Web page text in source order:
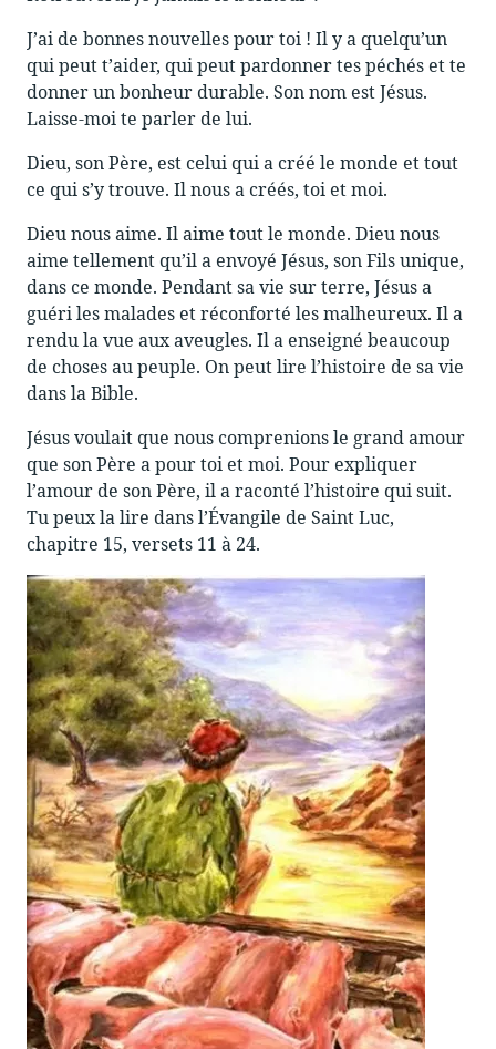
J’ai de bonnes nouvelles pour toi ! Il y a quelqu’un
qui peut t’aider, qui peut pardonner tes péchés et te
donner un bonheur durable. Son nom est Jésus.
Laisse-moi te parler de lui.
Dieu, son Père, est celui qui a créé le monde et tout
ce qui s’y trouve. Il nous a créés, toi et moi.
Dieu nous aime. Il aime tout le monde. Dieu nous
aime tellement qu’il a envoyé Jésus, son Fils unique,
dans ce monde. Pendant sa vie sur terre, Jésus a
guéri les malades et réconforté les malheureux. Il a
rendu la vue aux aveugles. Il a enseigné beaucoup
de choses au peuple. On peut lire l’histoire de sa vie
dans la Bible.
Jésus voulait que nous comprenions le grand amour
que son Père a pour toi et moi. Pour expliquer
l’amour de son Père, il a raconté l’histoire qui suit.
Tu peux la lire dans l’Évangile de Saint Luc,
chapitre 15, versets 11 à 24.